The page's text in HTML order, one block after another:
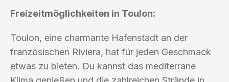
Freizeitmöglichkeiten in Toulon:
Toulon, eine charmante Hafenstadt an der
französischen Riviera, hat für jeden Geschmack
etwas zu bieten. Du kannst das mediterrane